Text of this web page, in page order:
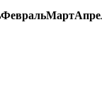
ФевральМарт